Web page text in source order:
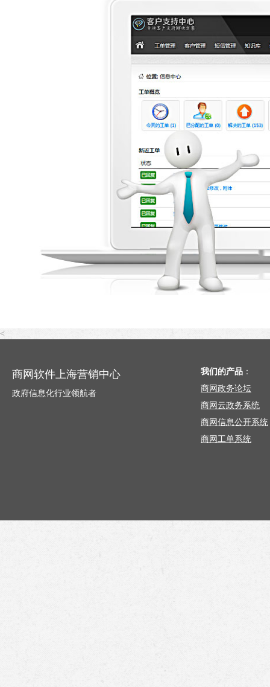
<
商网软件上海营销中心
政府信息化行业领航者
我们的产品 ：
商网政务论坛
商网云政务系统
商网信息公开系统
商网工单系统